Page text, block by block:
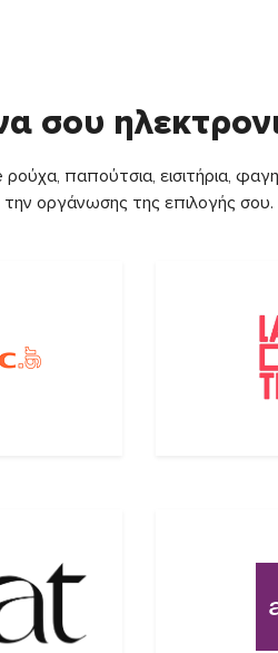
σου
παπούτσια, εισιτήρια,
την οργάνωσης της επιλογής σου.